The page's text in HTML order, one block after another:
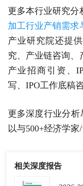
更多本行业研究分
加工行业产销需求
产业研究院还提
究、产业链咨询、
产业招商引资、
写、IPO工作底稿
更多深度行业分析
以与500+经济学家
相关深度报告